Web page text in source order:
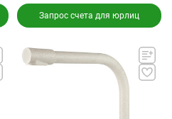
Запрос счета для юрлиц